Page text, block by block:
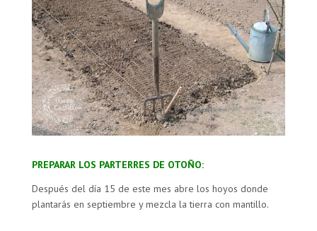
PREPARAR LOS PARTERRES DE OTOÑO:
Después del día 15 de este mes abre los hoyos donde
plantarás en septiembre y mezcla la tierra con mantillo.